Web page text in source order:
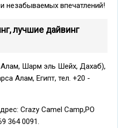
незабываемых впечатлений!
лучшие дайвинг
Алам, Шарм эль Шейх, Дахаб),
Алам, Египт, тел. +20 -
Crazy Camel Camp,PO
364 0091.